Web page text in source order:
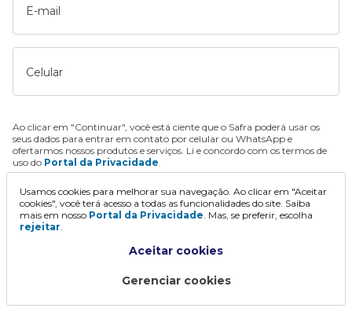
E-mail
Celular
Ao clicar em "Continuar", você está ciente que o Safra poderá usar os
seus dados para entrar em contato por celular ou WhatsApp e
ofertarmos nossos produtos e serviços. Li e concordo com os termos de
uso do Portal da Privacidade.
Continuar
Usamos cookies para melhorar sua navegação. Ao clicar em "Aceitar
cookies", você terá acesso a todas as funcionalidades do site. Saiba
mais em nosso Portal da Privacidade. Mas, se preferir, escolha
rejeitar.
Aceitar cookies
Gerenciar cookies